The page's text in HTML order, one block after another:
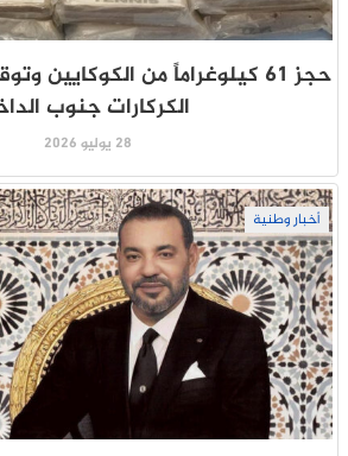
حجز 61 كيلوغراماً من
الكركارات جنوب
28 يوليو 2026
أخبار وطنية